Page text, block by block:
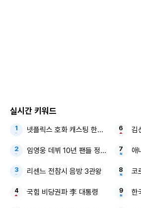
실시간 키워드
넷플릭스 호화 캐스팅 한국 드라마
임영웅 데뷔 10년 팬들 정말 환호할 듯
리센느 전참시 음방 3관왕
국힘 비당권파 李 대통령
김
애
코
한